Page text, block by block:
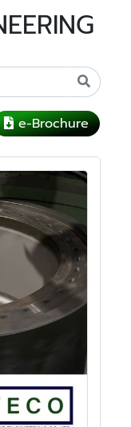
e-Brochure